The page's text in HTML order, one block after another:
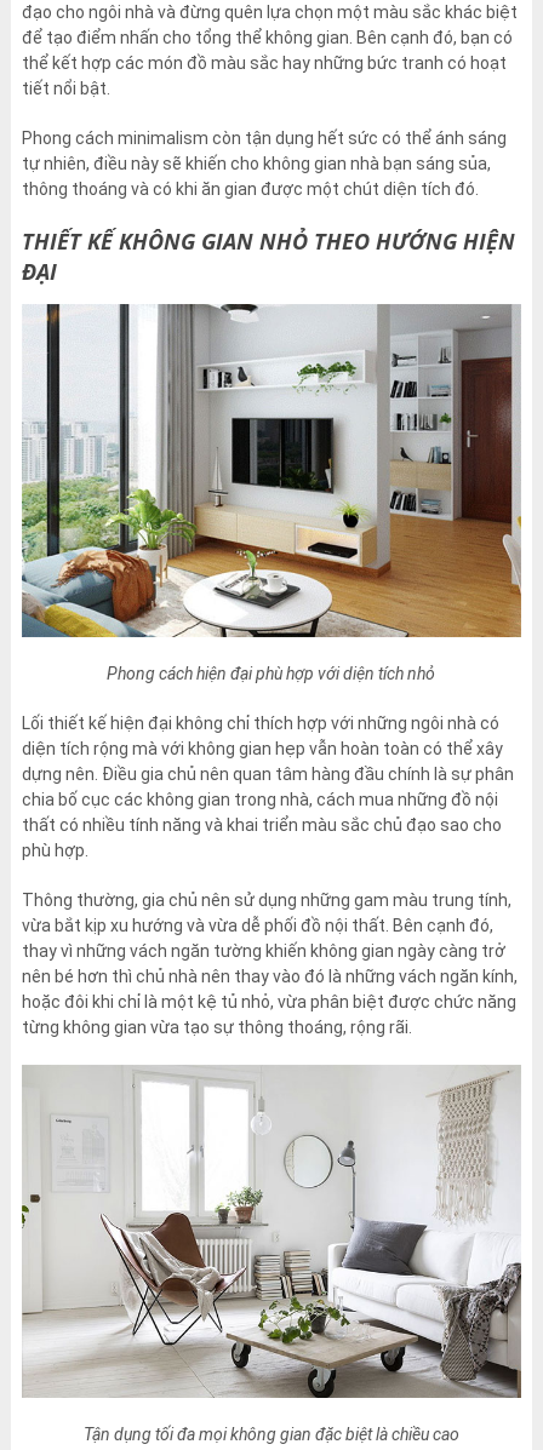
đạo cho ngôi nhà và đừng quên lựa chọn một màu sắc khác biệt
để tạo điểm nhấn cho tổng thể không gian. Bên cạnh đó, bạn có
thể kết hợp các món đồ màu sắc hay những bức tranh có hoạt
tiết nổi bật.
Phong cách minimalism còn tận dụng hết sức có thể ánh sáng
tự nhiên, điều này sẽ khiến cho không gian nhà bạn sáng sủa,
thông thoáng và có khi ăn gian được một chút diện tích đó.
THIẾT KẾ KHÔNG GIAN NHỎ THEO HƯỚNG HIỆN
ĐẠI
Phong cách hiện đại phù hợp với diện tích nhỏ
Lối thiết kế hiện đại không chỉ thích hợp với những ngôi nhà có
diện tích rộng mà với không gian hẹp vẫn hoàn toàn có thể xây
dựng nên. Điều gia chủ nên quan tâm hàng đầu chính là sự phân
chia bố cục các không gian trong nhà, cách mua những đồ nội
thất có nhiều tính năng và khai triển màu sắc chủ đạo sao cho
phù hợp.
Thông thường, gia chủ nên sử dụng những gam màu trung tính,
vừa bắt kịp xu hướng và vừa dễ phối đồ nội thất. Bên cạnh đó,
thay vì những vách ngăn tường khiến không gian ngày càng trở
nên bé hơn thì chủ nhà nên thay vào đó là những vách ngăn kính,
hoặc đôi khi chỉ là một kệ tủ nhỏ, vừa phân biệt được chức năng
từng không gian vừa tạo sự thông thoáng, rộng rãi.
Tận dụng tối đa mọi không gian đặc biệt là chiều cao